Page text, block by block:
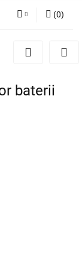
się
(0)
baterii